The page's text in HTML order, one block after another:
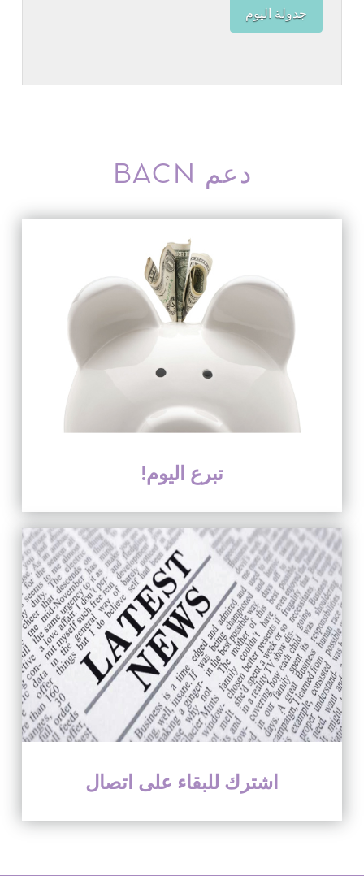
جدولة اليوم
دعم BACN
تبرع اليوم!
اشترك للبقاء على اتصال